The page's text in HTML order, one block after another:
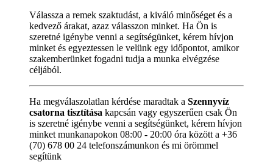
Válassza a remek szaktudást, a kiváló minőséget és a
kedvező árakat, azaz válasszon minket. Ha Ön is
szeretné igénybe venni a segítségünket, kérem hívjon
minket és egyeztessen le velünk egy időpontot, amikor
szakemberünket fogadni tudja a munka elvégzése
céljából.
Ha megválaszolatlan kérdése maradtak a Szennyvíz
csatorna tisztítása kapcsán vagy egyszerűen csak Ön
is szeretné igénybe venni a segítségünket, kérem hívjon
minket munkanapokon 08:00 - 20:00 óra között a +36
(70) 678 00 24 telefonszámunkon és mi örömmel
segítünk